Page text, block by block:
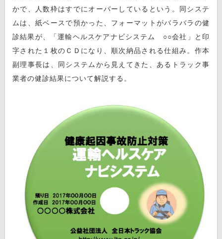
かで、人数枠はすでにオーバーしているという。同システ
ムは、紙ベースで預かった、フォーマットがバラバラの健
診結果が、「運輸ヘルスケアナビシステム ○○会社」と印
字された１枚のＣＤになり、順次納品される仕組み。作本
副理事長は、同システムから見えてきた、あるトラック事
業者の健診結果について解説する。